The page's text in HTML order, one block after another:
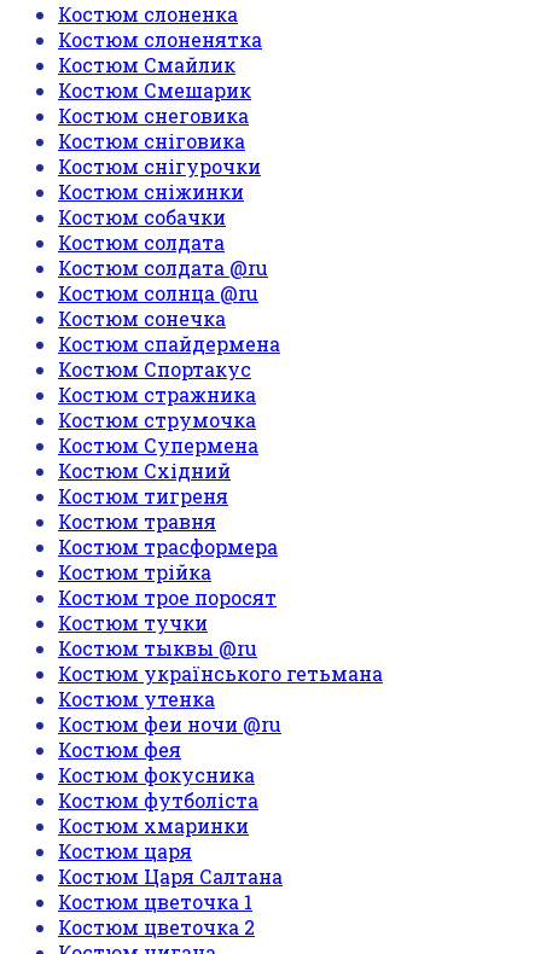
Костюм слоненка
Костюм слоненятка
Костюм Смайлик
Костюм Смешарик
Костюм снеговика
Костюм сніговика
Костюм снігурочки
Костюм сніжинки
Костюм собачки
Костюм солдата
Костюм солдата @ru
Костюм солнца @ru
Костюм сонечка
Костюм спайдермена
Костюм Спортакус
Костюм стражника
Костюм струмочка
Костюм Супермена
Костюм Східний
Костюм тигреня
Костюм травня
Костюм трасформера
Костюм трійка
Костюм трое поросят
Костюм тучки
Костюм тыквы @ru
Костюм українського гетьмана
Костюм утенка
Костюм феи ночи @ru
Костюм фея
Костюм фокусника
Костюм футболіста
Костюм хмаринки
Костюм царя
Костюм Царя Салтана
Костюм цветочка 1
Костюм цветочка 2